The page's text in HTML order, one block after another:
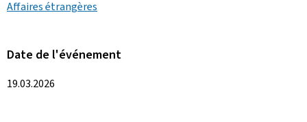
Affaires étrangères
Date de l'événement
19.03.2026